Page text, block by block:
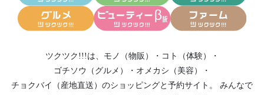
ツクツク!!!は、 モノ（物販） ・ コト（体験）
・
ゴチソウ（グルメ）
・ オメカシ（美容）
・
チョクバイ（産地直送） のショッピングと予約サイト。
みんなで